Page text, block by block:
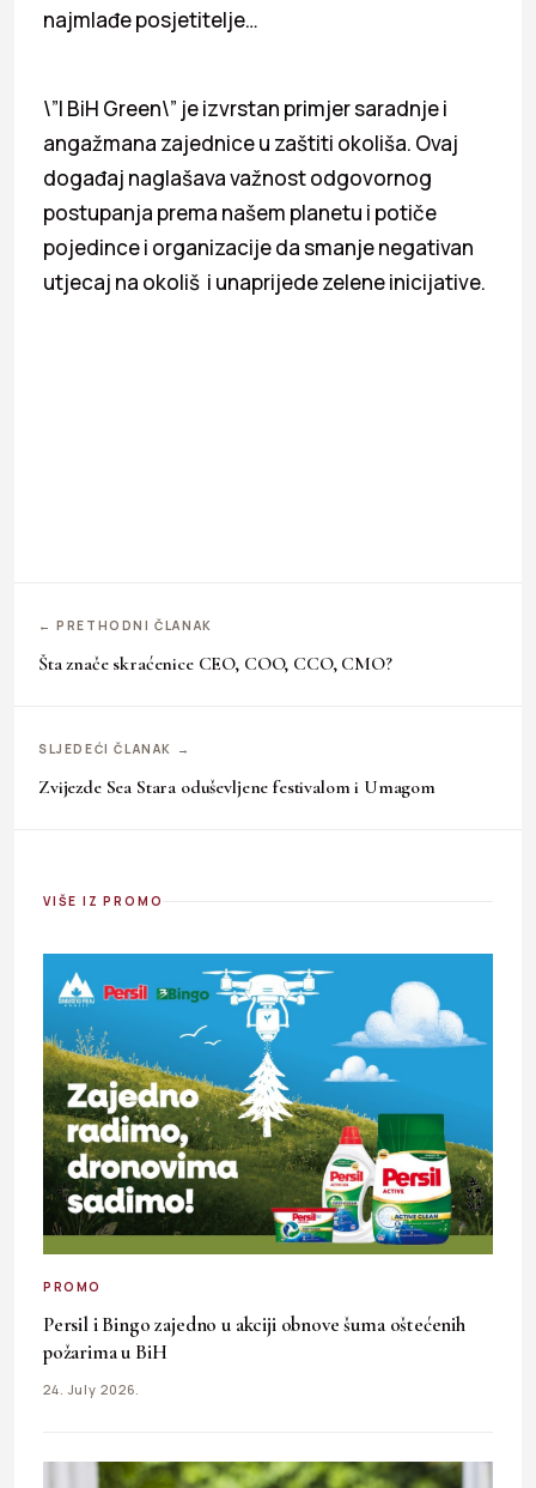
najmlađe posjetitelje…
\”I BiH Green\” je izvrstan primjer saradnje i
angažmana zajednice u zaštiti okoliša. Ovaj
događaj naglašava važnost odgovornog
postupanja prema našem planetu i potiče
pojedince i organizacije da smanje negativan
utjecaj na okoliš i unaprijede zelene inicijative.
← PRETHODNI ČLANAK
Šta znače skraćenice CEO, COO, CCO, CMO?
SLJEDEĆI ČLANAK →
Zvijezde Sea Stara oduševljene festivalom i Umagom
VIŠE IZ PROMO
PROMO
Persil i Bingo zajedno u akciji obnove šuma oštećenih
požarima u BiH
24. July 2026.